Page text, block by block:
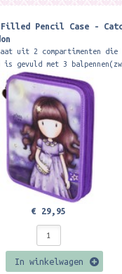
Filled Pencil Case -
uit 2 compartimenten
gevuld met 3
€ 29,95
In winkelwagen